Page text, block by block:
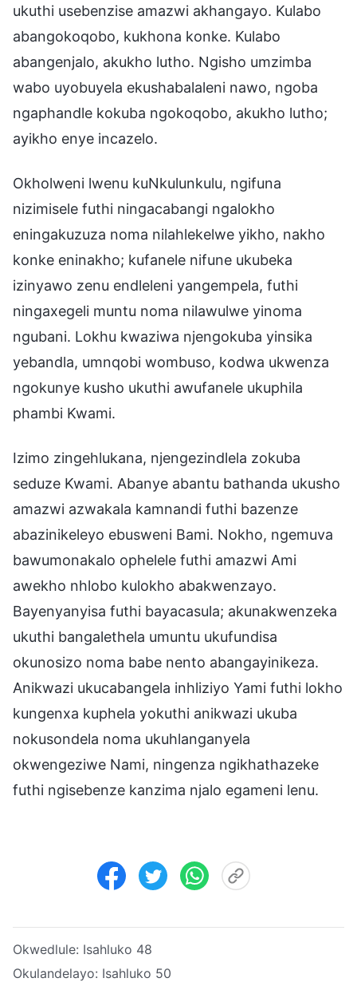
ukuthi usebenzise amazwi akhangayo. Kulabo
abangokoqobo, kukhona konke. Kulabo
abangenjalo, akukho lutho. Ngisho umzimba
wabo uyobuyela ekushabalaleni nawo, ngoba
ngaphandle kokuba ngokoqobo, akukho lutho;
ayikho enye incazelo.
Okholweni lwenu kuNkulunkulu, ngifuna
nizimisele futhi ningacabangi ngalokho
eningakuzuza noma nilahlekelwe yikho, nakho
konke eninakho; kufanele nifune ukubeka
izinyawo zenu endleleni yangempela, futhi
ningaxegeli muntu noma nilawulwe yinoma
ngubani. Lokhu kwaziwa njengokuba yinsika
yebandla, umnqobi wombuso, kodwa ukwenza
ngokunye kusho ukuthi awufanele ukuphila
phambi Kwami.
Izimo zingehlukana, njengezindlela zokuba
seduze Kwami. Abanye abantu bathanda ukusho
amazwi azwakala kamnandi futhi bazenze
abazinikeleyo ebusweni Bami. Nokho, ngemuva
bawumonakalo ophelele futhi amazwi Ami
awekho nhlobo kulokho abakwenzayo.
Bayenyanyisa futhi bayacasula; akunakwenzeka
ukuthi bangalethela umuntu ukufundisa
okunosizo noma babe nento abangayinikeza.
Anikwazi ukucabangela inhliziyo Yami futhi lokho
kungenxa kuphela yokuthi anikwazi ukuba
nokusondela noma ukuhlanganyela
okwengeziwe Nami, ningenza ngikhathazeke
futhi ngisebenze kanzima njalo egameni lenu.
Okwedlule: Isahluko 48
Okulandelayo: Isahluko 50